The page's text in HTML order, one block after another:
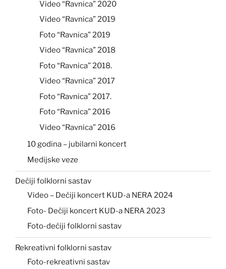
Video “Ravnica” 2020
Video “Ravnica” 2019
Foto “Ravnica” 2019
Video “Ravnica” 2018
Foto “Ravnica” 2018.
Video “Ravnica” 2017
Foto “Ravnica” 2017.
Foto “Ravnica” 2016
Video “Ravnica” 2016
10 godina – jubilarni koncert
Medijske veze
Dečiji folklorni sastav
Video – Dečiji koncert KUD-a NERA 2024
Foto- Dečiji koncert KUD-a NERA 2023
Foto-dečiji folklorni sastav
Rekreativni folklorni sastav
Foto-rekreativni sastav